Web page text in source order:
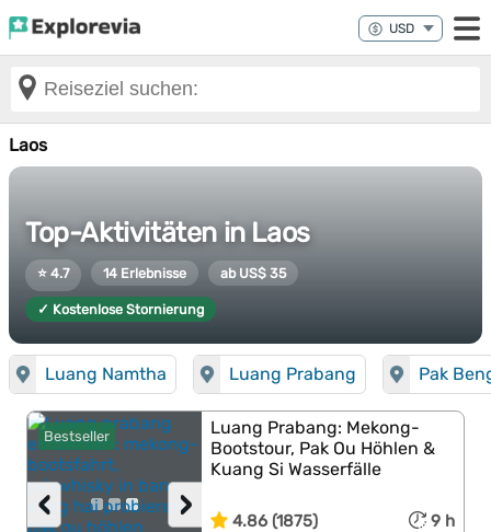
Laos
Top-Aktivitäten in Laos
⭐ 4.7 14 Erlebnisse ab US$ 35
✓ Kostenlose Stornierung
Luang Namtha Luang Prabang Pak
Bestseller
›
‹
Luang Prabang: Mekong-
Bootstour, Pak Ou Höhlen &
Kuang Si Wasserfälle
4.86 (1875) 9 h